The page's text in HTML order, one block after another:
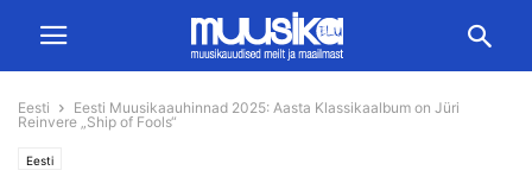
Eesti
Eesti Muusikaauhinnad 2025: Aasta Klassikaalbum on Jüri
Reinvere „Ship of Fools“
Eesti